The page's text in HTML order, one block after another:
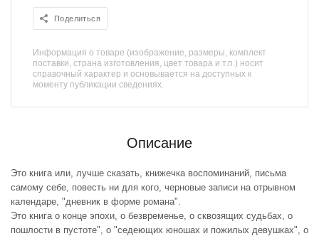
Поделиться
Информация о товаре (изображение, размеры, комплект
поставки, страна изготовления, цвет товара и т.п.) носит
справочный характер и основывается на доступных к
моменту публикации сведениях.
Описание
Это книга или, лучше сказать, книжечка воспоминаний, письма
самому себе, повесть ни для кого, черновые записи на отрывном
календаре, "дневник в форме романа".
Это книга о конце эпохи, о безвременье, о сквозящих судьбах, о
пошлости в пустоте", о "седеющих юношах и пожилых девушках", о